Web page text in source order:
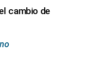
cambio de